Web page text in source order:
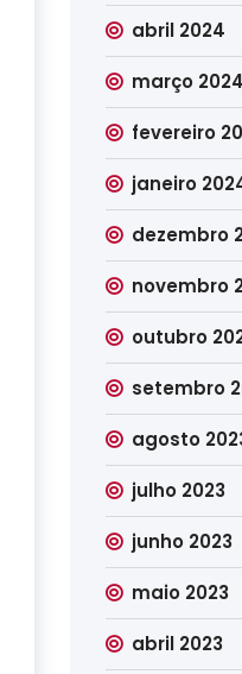
abril 2024
março 2024
fevereiro
janeiro
dezembro
novembro
outubro
setembro
agosto
julho 2023
junho 2023
maio 2023
abril 2023